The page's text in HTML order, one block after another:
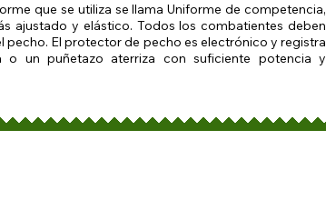
que se utiliza se llama Uniforme de competencia,
ajustado y elástico. Todos los combatientes deben
pecho. El protector de pecho es electrónico y registra
o un puñetazo aterriza con suficiente potencia y